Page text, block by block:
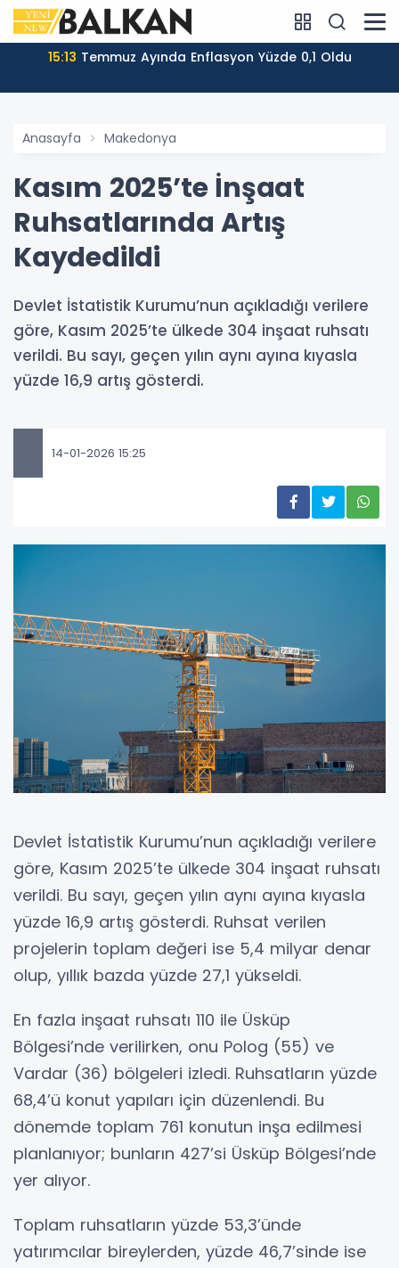
15:13 Temmuz Ayında Enflasyon Yüzde 0,1 Oldu
Anasayfa Makedonya
Kasım 2025’te İnşaat
Ruhsatlarında Artış
Kaydedildi
Devlet İstatistik Kurumu’nun açıkladığı verilere
göre, Kasım 2025’te ülkede 304 inşaat ruhsatı
verildi. Bu sayı, geçen yılın aynı ayına kıyasla
yüzde 16,9 artış gösterdi.
14-01-2026 15:25
Devlet İstatistik Kurumu’nun açıkladığı verilere
göre, Kasım 2025’te ülkede 304 inşaat ruhsatı
verildi. Bu sayı, geçen yılın aynı ayına kıyasla
yüzde 16,9 artış gösterdi. Ruhsat verilen
projelerin toplam değeri ise 5,4 milyar denar
olup, yıllık bazda yüzde 27,1 yükseldi.
En fazla inşaat ruhsatı 110 ile Üsküp
Bölgesi’nde verilirken, onu Polog (55) ve
Vardar (36) bölgeleri izledi. Ruhsatların yüzde
68,4’ü konut yapıları için düzenlendi. Bu
dönemde toplam 761 konutun inşa edilmesi
planlanıyor; bunların 427’si Üsküp Bölgesi’nde
yer alıyor.
Toplam ruhsatların yüzde 53,3’ünde
yatırımcılar bireylerden, yüzde 46,7’sinde ise